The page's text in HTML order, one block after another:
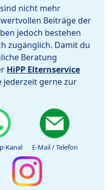
nicht mehr
Beiträge der
jedoch bestehen
zugänglich. Damit du
Beratung
HiPP Elternservice
jederzeit gerne zur
Kanal E-Mail / Telefon